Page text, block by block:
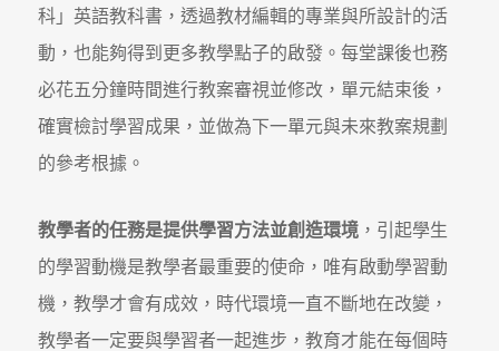
科」英語教科書，透過教材編輯的專業與所設計的活
動，也能夠得到更多教學點子的啟發。每堂課後也務
必花五分鐘時間進行教案審視並修改，單元結束後，
確實檢討學習成果，並做為下一單元與未來教案規劃
的參考根據。
教學者的任務是提供學習方法並創造環境，引起學生
的學習動機是教學者最重要的使命，唯有啟動學習動
機，教學才會有成效，時代環境一直不斷地在改變，
教學者一定要與學習者一起進步，教育才能在每個時